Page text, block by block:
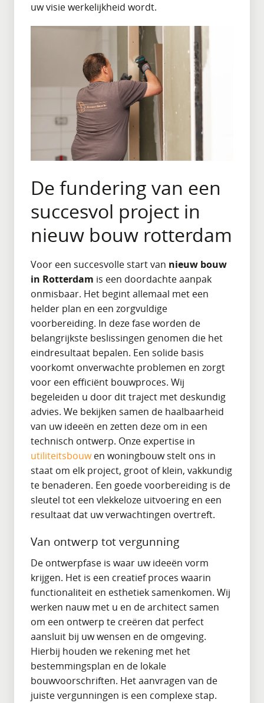
uw visie werkelijkheid wordt.
De fundering van een
succesvol project in
nieuw bouw rotterdam
Voor een succesvolle start van nieuw bouw
in Rotterdam is een doordachte aanpak
onmisbaar. Het begint allemaal met een
helder plan en een zorgvuldige
voorbereiding. In deze fase worden de
belangrijkste beslissingen genomen die het
eindresultaat bepalen. Een solide basis
voorkomt onverwachte problemen en zorgt
voor een efficiënt bouwproces. Wij
begeleiden u door dit traject met deskundig
advies. We bekijken samen de haalbaarheid
van uw ideeën en zetten deze om in een
technisch ontwerp. Onze expertise in
utiliteitsbouwen woningbouw stelt ons in
staat om elk project, groot of klein, vakkundig
te benaderen. Een goede voorbereiding is de
sleutel tot een vlekkeloze uitvoering en een
resultaat dat uw verwachtingen overtreft.
Van ontwerp tot vergunning
De ontwerpfase is waar uw ideeën vorm
krijgen. Het is een creatief proces waarin
functionaliteit en esthetiek samenkomen. Wij
werken nauw met u en de architect samen
om een ontwerp te creëren dat perfect
aansluit bij uw wensen en de omgeving.
Hierbij houden we rekening met het
bestemmingsplan en de lokale
bouwvoorschriften. Het aanvragen van de
juiste vergunningen is een complexe stap.